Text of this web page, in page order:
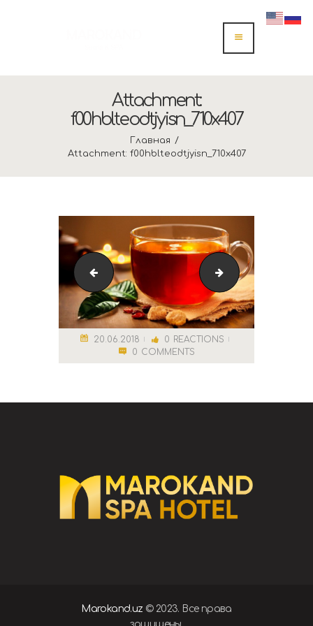
Attachment:
f00hblteodtjyisn_710x407
Главная
Attachment: f00hblteodtjyisn_710x407
cropped-Logo-512-512.jpg Rigistan
20.06.2018 0 REACTIONS
0 COMMENTS
Marokand.uz © 2023. Все права
защищены.